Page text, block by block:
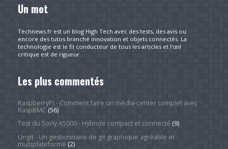
Un mot
Technews.fr est un blog High Tech avec des tests, des avis ou
encore des tutos branché innovation et objets connectés. La
technologie est le fil conducteur de tous les articles et l’œil
critique est de rigueur.
Les plus commentés
RaspberryPi - Comment faire un média-center complet avec
RaspBMC(56)
Test du Sony A5000 - Hybride compact et connecté (9)
Ungit - Un gestionnaire de git graphique agréable et
multiplateforme (2)